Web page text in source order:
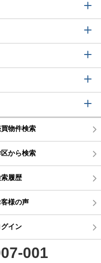
物件検索
から検索
履歴
客様の声
グイン
001